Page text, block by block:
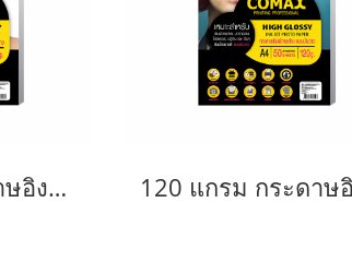
220แกรม กระดาษอิงค์เจ็ท โคแม็กซ์ มันวาว A4 (100แผ่น/แพ็ค)